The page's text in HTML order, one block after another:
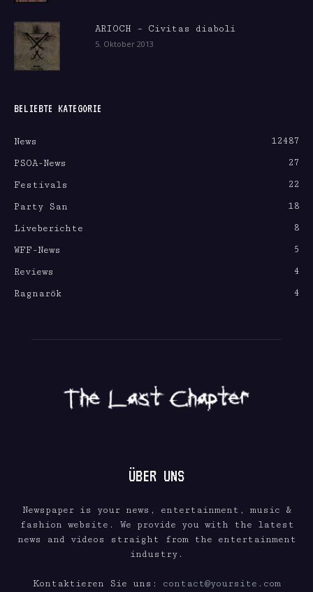
ARIOCH – Civitas diaboli
5. Oktober 2013
BELIEBTE KATEGORIE
News
12487
PSOA-News
27
Festivals
22
Party San
18
Liveberichte
8
WFF-News
5
Reviews
4
Ragnarök
4
ÜBER UNS
Newspaper is your news, entertainment, music &
fashion website. We provide you with the latest
news and videos straight from the entertainment
industry.
Kontaktieren Sie uns: contact@yoursite.com